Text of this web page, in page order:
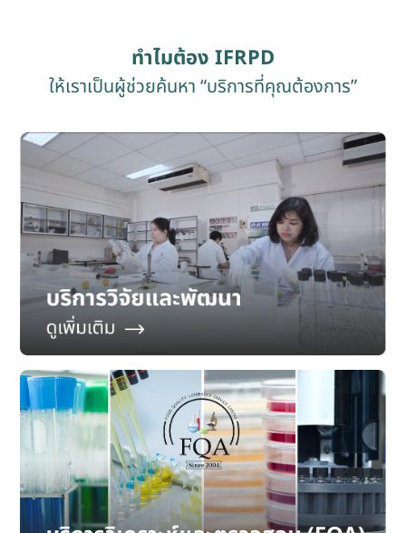
สายตรงผู้บริหาร
ทำไมต้อง IFRPD
ให้เราเป็นผู้ช่วยค้นหา “บริการที่คุณต้องการ”